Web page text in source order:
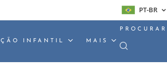
PT-BR
INFANTIL MAIS
PROCURAR